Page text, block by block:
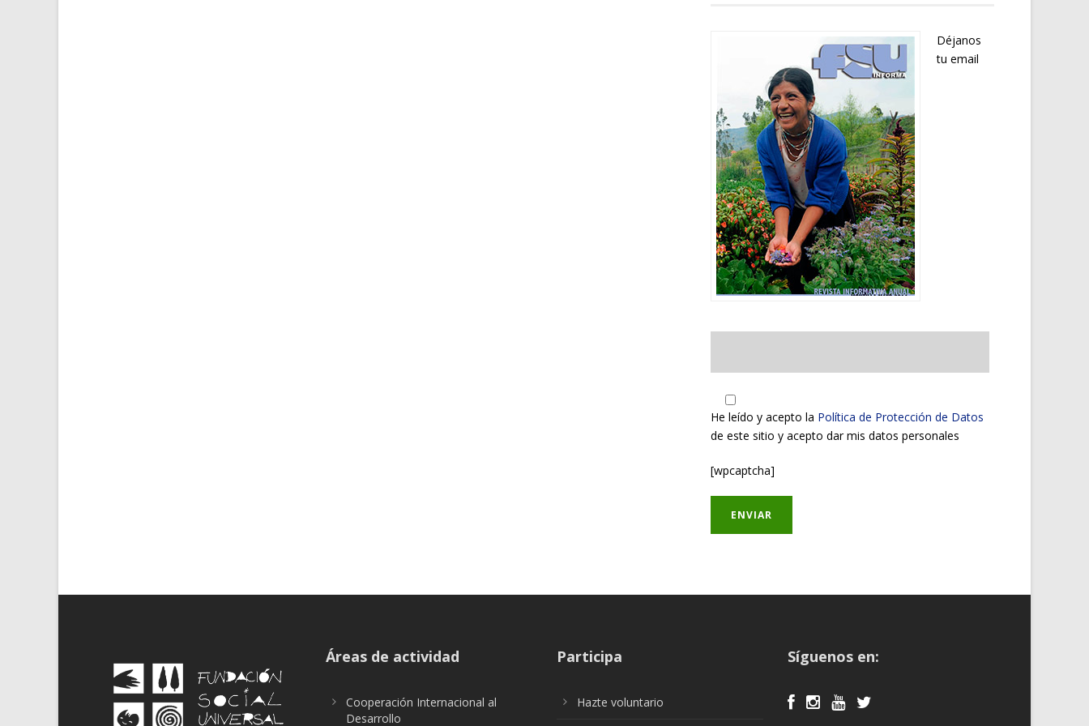
Déjanos
tu email
He leído y acepto la Política de Protección de Datos
de este sitio y acepto dar mis datos personales
[wpcaptcha]
Áreas de actividad
Cooperación Internacional al
Desarrollo
Participa
Hazte voluntario
Síguenos en: